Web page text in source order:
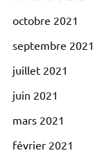
octobre 2021
septembre 2021
juillet 2021
juin 2021
mars 2021
février 2021